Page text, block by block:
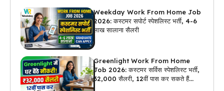
Weekday Work From Home Job
2026: कस्टमर सपोर्ट स्पेशलिस्ट भर्ती, 4-6
लाख सालाना सैलरी
Greenlight Work From Home
Job 2026: कस्टमर सर्विस स्पेशलिस्ट भर्ती,
₹32,000 सैलरी, 12वीं पास कर सकते हैं